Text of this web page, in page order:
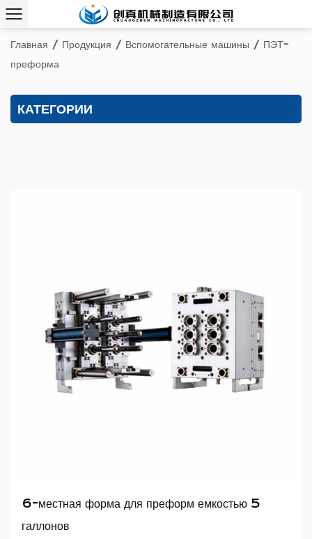
Главная / Продукция / Вспомогательные машины / ПЭТ-
преформа
КАТЕГОРИИ
6-местная форма для преформ емкостью 5
галлонов